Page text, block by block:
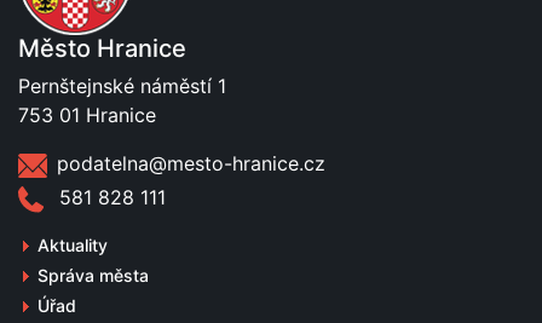
Město Hranice
Pernštejnské náměstí 1
753 01 Hranice
podatelna@mesto-hranice.cz
581 828 111
Aktuality
Správa města
Úřad